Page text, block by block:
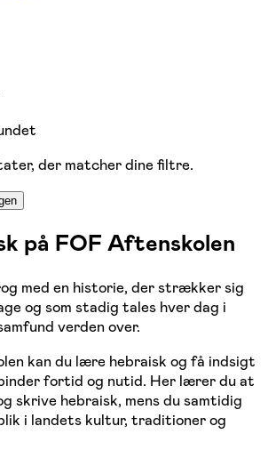
der matcher dine filtre.
på FOF Aftenskolen
med en historie, der strækker sig
og som stadig tales hver dag i
verden over.
kan du lære hebraisk og få indsigt
fortid og nutid. Her lærer du at
skrive hebraisk, mens du samtidig
i landets kultur, traditioner og